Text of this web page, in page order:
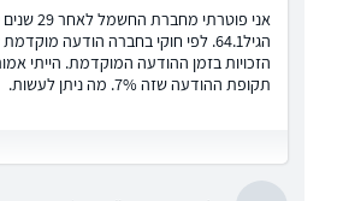
אני פוטרתי
הגיל64.1. לפי חוקי בחברה הודעה
הזכויות בזמן ההודעה המוקדמת. הייתי
תקופת ההודעה שזה 7%. מה ניתן לעשות.